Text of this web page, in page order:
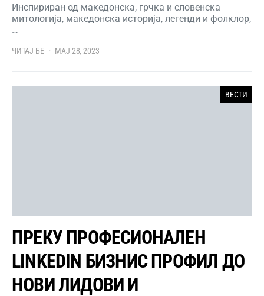
Инспириран од македонска, грчка и словенска
митологија, македонска историја, легенди и фолклор,
…
ЧИТАЈ БЕ МАЈ 28, 2023
ВЕСТИ
ПРЕКУ ПРОФЕСИОНАЛЕН
LINKEDIN БИЗНИС ПРОФИЛ ДО
НОВИ ЛИДОВИ И